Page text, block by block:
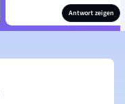
Antwort zeigen